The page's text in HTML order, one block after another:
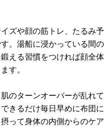
ズや顔の筋トレ、たるみ予
。湯船に浸かっている間の
える習慣をつければ顔全体
す。
のターンオーバーが乱れて
きるだけ毎日早めに布団に
って身体の内側からのケア